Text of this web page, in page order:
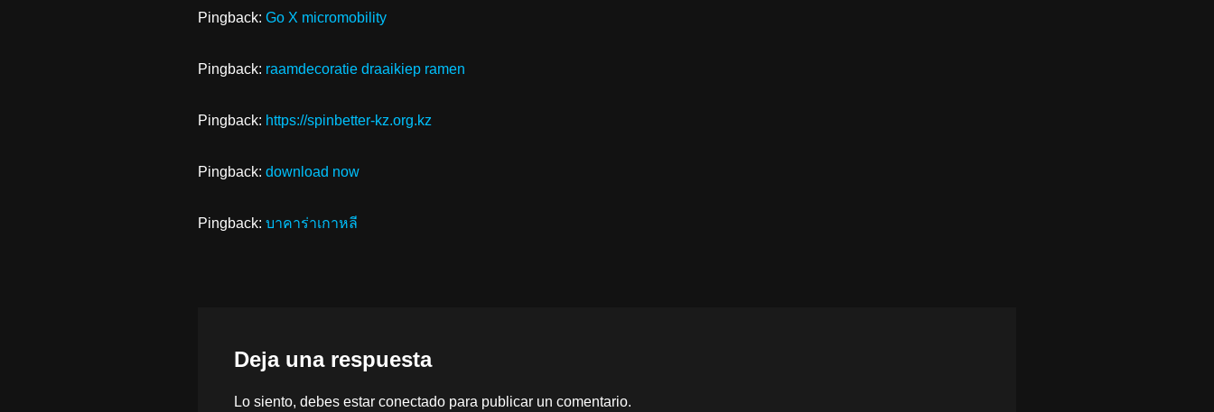
Pingback: Go X micromobility
Pingback: raamdecoratie draaikiep ramen
Pingback: https://spinbetter-kz.org.kz
Pingback: download now
Pingback: บาคาร่าเกาหลี
Deja una respuesta
Lo siento, debes estar conectado para publicar un comentario.